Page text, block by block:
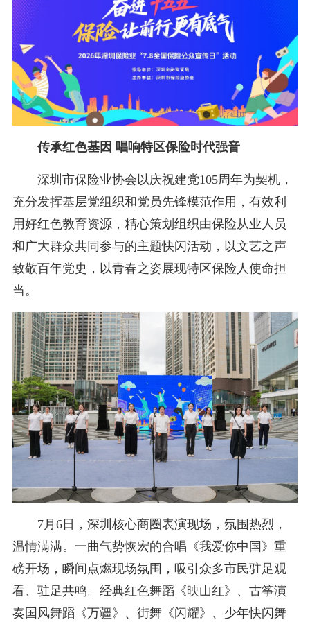
传承红色基因 唱响特区保险时代强音
深圳市保险业协会以庆祝建党105周年为契机，
充分发挥基层党组织和党员先锋模范作用，有效利
用好红色教育资源，精心策划组织由保险从业人员
和广大群众共同参与的主题快闪活动，以文艺之声
致敬百年党史，以青春之姿展现特区保险人使命担
当。
7月6日，深圳核心商圈表演现场，氛围热烈，
温情满满。一曲气势恢宏的合唱《我爱你中国》重
磅开场，瞬间点燃现场氛围，吸引众多市民驻足观
看、驻足共鸣。经典红色舞蹈《映山红》、古筝演
奏国风舞蹈《万疆》、街舞《闪耀》、少年快闪舞